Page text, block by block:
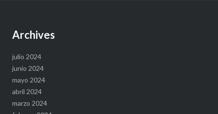
Archives
julio 2024
junio 2024
mayo 2024
abril 2024
marzo 2024